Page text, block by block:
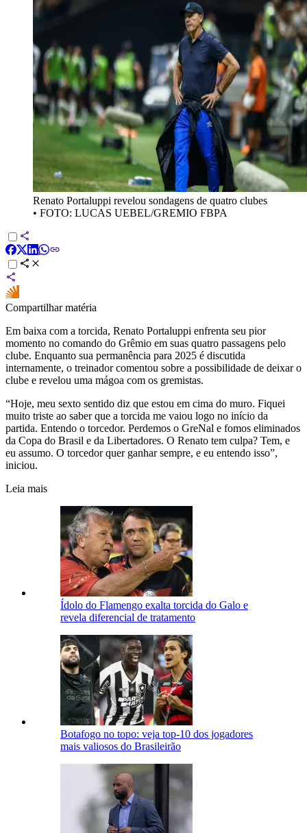
Renato Portaluppi revelou sondagens de quatro clubes
• FOTO: LUCAS UEBEL/GREMIO FBPA
Compartilhar matéria
Em baixa com a torcida, Renato Portaluppi enfrenta seu pior
momento no comando do Grêmio em suas quatro passagens pelo
clube. Enquanto sua permanência para 2025 é discutida
internamente, o treinador comentou sobre a possibilidade de deixar o
clube e revelou uma mágoa com os gremistas.
“Hoje, meu sexto sentido diz que estou em cima do muro. Fiquei
muito triste ao saber que a torcida me vaiou logo no início da
partida. Entendo o torcedor. Perdemos o GreNal e fomos eliminados
da Copa do Brasil e da Libertadores. O Renato tem culpa? Tem, e
eu assumo. O torcedor quer ganhar sempre, e eu entendo isso”,
iniciou.
Leia mais
Ídolo do Flamengo exalta torcida do Galo e
revela diferencial de tratamento
Botafogo no topo: veja top-10 dos jogadores
mais valiosos do Brasileirão